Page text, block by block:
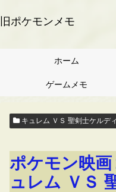
旧ポケモンメモ
ホーム
ゲームメモ
キュレム ＶＳ 聖剣士ケルデ
ポケモン映画
ュレム ＶＳ